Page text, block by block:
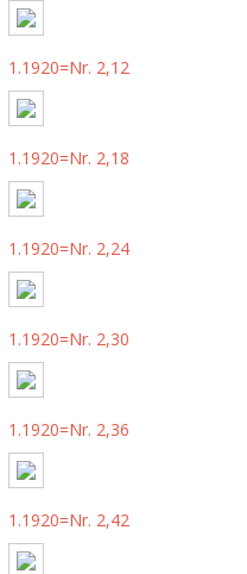
1.1920=Nr. 2,12
1.1920=Nr. 2,18
1.1920=Nr. 2,24
1.1920=Nr. 2,30
1.1920=Nr. 2,36
1.1920=Nr. 2,42